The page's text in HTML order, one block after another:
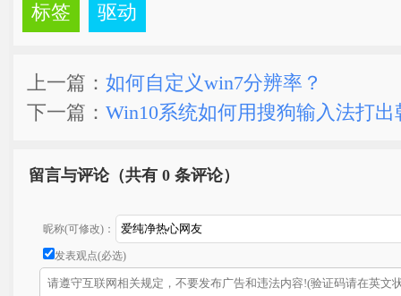
标签 驱动
上一篇： 如何自定义win7分辨率？
下一篇： Win10系统如何用搜狗输入法打出
留言与评论（共有 0 条评论）
昵称(可修改)：
发表观点(必选)